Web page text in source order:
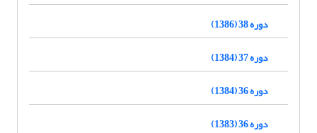
دوره 38 (1386)
دوره 37 (1384)
دوره 36 (1384)
دوره 36 (1383)